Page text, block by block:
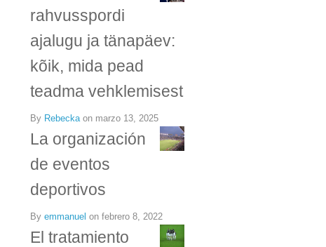
rahvusspordi
ajalugu ja tänapäev:
kõik, mida pead
teadma vehklemisest
By Rebeckaon marzo 13, 2025
La organización
de eventos
deportivos
By emmanuel on febrero 8, 2022
El tratamiento